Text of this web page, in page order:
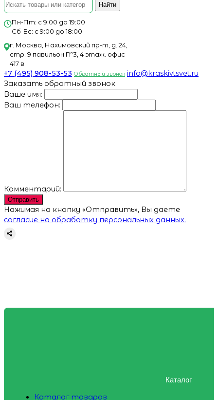
Найти
Пн-Пт: с 9:00 до 19:00
Сб-Вс: с 9:00 до 18:00
г. Москва, Нахимовский пр-т, д. 24,
стр. 9 павильон №3, 4 этаж. офис
417 в
+7 (495) 908-53-53 Обратный звонок info@kraskivtsvet.ru
Заказать обратный звонок
Ваше имя:
Ваш телефон:
Комментарий:
Отправить
Нажимая на кнопку «Отправить», Вы даете
согласие на обработку персональных данных.
Каталог
Каталог товаров